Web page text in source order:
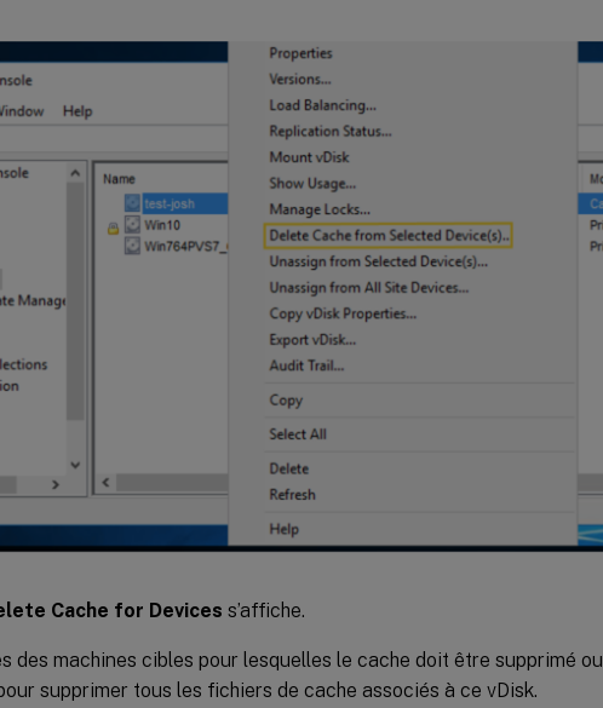
Cache for Devices s’affiche.
des machines cibles pour lesquelles le cache doit être supprimé ou
supprimer tous les fichiers de cache associés à ce vDisk.